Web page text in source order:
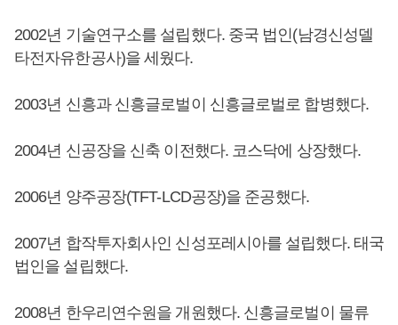
2002년 기술연구소를 설립했다. 중국 법인(남경신성델
타전자유한공사)을 세웠다.
2003년 신흥과 신흥글로벌이 신흥글로벌로 합병했다.
2004년 신공장을 신축 이전했다. 코스닥에 상장했다.
2006년 양주공장(TFT-LCD공장)을 준공했다.
2007년 합작투자회사인 신성포레시아를 설립했다. 태국
법인을 설립했다.
2008년 한우리연수원을 개원했다. 신흥글로벌이 물류